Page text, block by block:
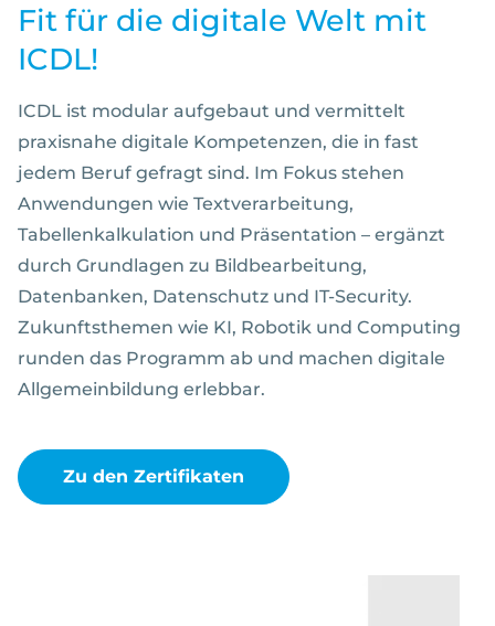
Fit für die digitale Welt mit
ICDL!
ICDL ist modular aufgebaut und vermittelt
praxisnahe digitale Kompetenzen, die in fast
jedem Beruf gefragt sind. Im Fokus stehen
Anwendungen wie Textverarbeitung,
Tabellenkalkulation und Präsentation – ergänzt
durch Grundlagen zu Bildbearbeitung,
Datenbanken, Datenschutz und IT-Security.
Zukunftsthemen wie KI, Robotik und Computing
runden das Programm ab und machen digitale
Allgemeinbildung erlebbar.
Zu den Zertifikaten